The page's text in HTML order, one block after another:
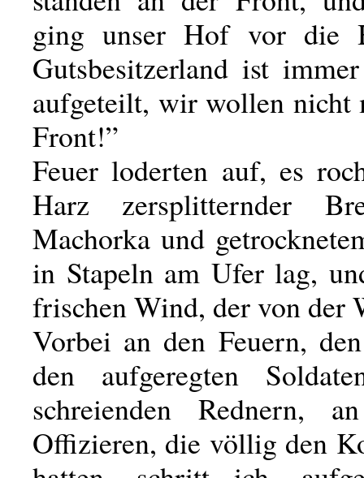
ging unser Hof vor die
Gutsbesitzerland ist
aufgeteilt, wir wollen nicht
Front!”
Feuer loderten auf, es
Harz zersplitternder
Machorka und
in Stapeln am Ufer lag,
frischen Wind, der von der
Vorbei an den Feuern,
den aufgeregten
schreienden Rednern,
Offizieren, die völlig den